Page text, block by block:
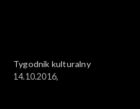
Tygodnik kulturalny
14.10.2016,